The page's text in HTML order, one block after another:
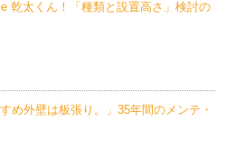
乾太くん！「種類と設置高さ」検討の
め外壁は板張り。」35年間のメンテ・